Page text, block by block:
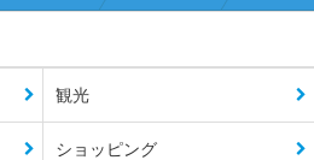
観光
ショッピング